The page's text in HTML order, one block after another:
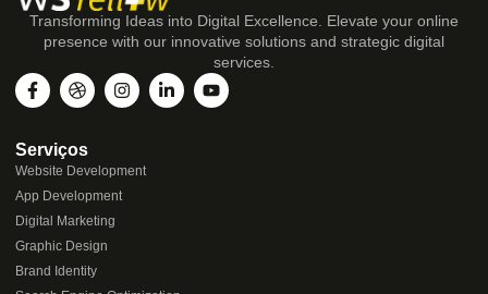
Transforming Ideas into Digital Excellence. Elevate your online
presence with our innovative solutions and strategic digital
services.
Serviços
Website Development
App Development
Digital Marketing
Graphic Design
Brand Identity